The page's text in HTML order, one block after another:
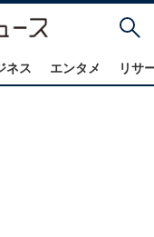
ネス エンタメ リサ